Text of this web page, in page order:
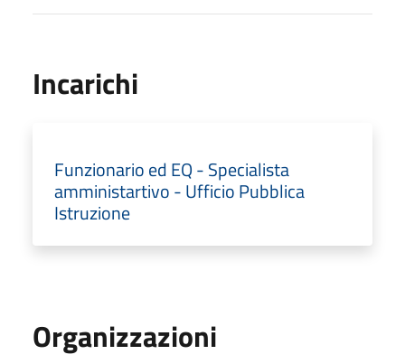
Incarichi
Funzionario ed EQ - Specialista
amministartivo - Ufficio Pubblica
Istruzione
Organizzazioni